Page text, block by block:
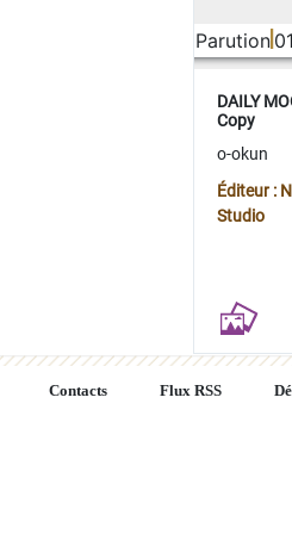
Parution
DAILY
Copy
o-okun
Éditeur :
Studio
Contacts Flux RSS